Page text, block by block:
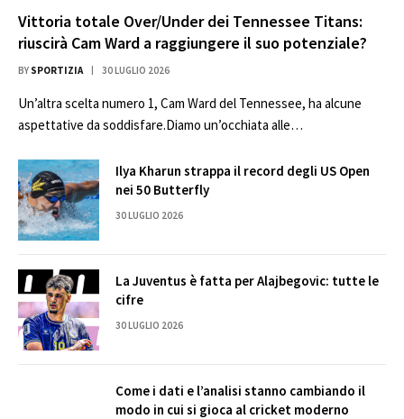
Vittoria totale Over/Under dei Tennessee Titans:
riuscirà Cam Ward a raggiungere il suo potenziale?
BY SPORTIZIA 30 LUGLIO 2026
Un’altra scelta numero 1, Cam Ward del Tennessee, ha alcune
aspettative da soddisfare.Diamo un’occhiata alle…
Ilya Kharun strappa il record degli US Open
nei 50 Butterfly
30 LUGLIO 2026
La Juventus è fatta per Alajbegovic: tutte le
cifre
30 LUGLIO 2026
Come i dati e l’analisi stanno cambiando il
modo in cui si gioca al cricket moderno